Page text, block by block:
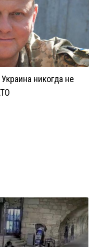
никогда не